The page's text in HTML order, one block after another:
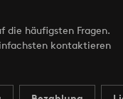
die häufigsten Fragen.
kontaktieren